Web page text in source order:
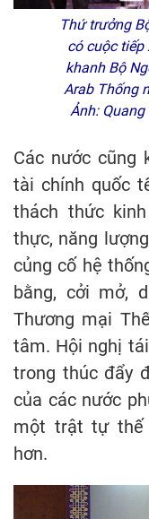
Thứ trưởng
có cuộc tiếp
khanh Bộ
Arab Thống
Ảnh:
Các nước cũng
tài chính quốc
thách thức
thực, năng
củng cố hệ
bằng, cởi mở,
Thương mại
tâm. Hội nghị
trong thúc đẩy
của các nước
một trật tự thế
hơn.